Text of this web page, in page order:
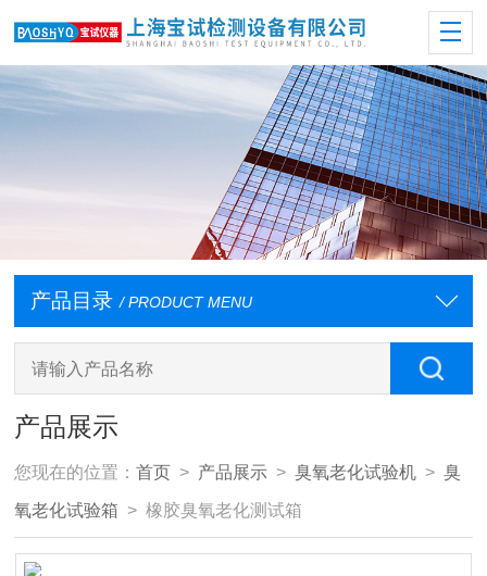
产品目录 / PRODUCT MENU
产品展示
您现在的位置：首页 > 产品展示 >臭氧老化试验机 >臭
氧老化试验箱 > 橡胶臭氧老化测试箱